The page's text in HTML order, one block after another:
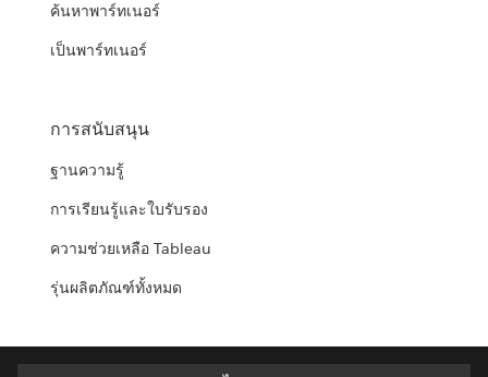
ค้นหาพาร์ทเนอร์
เป็นพาร์ทเนอร์
การสนับสนุน
ฐานความรู้
การเรียนรู้และใบรับรอง
ความช่วยเหลือ Tableau
รุ่นผลิตภัณฑ์ทั้งหมด